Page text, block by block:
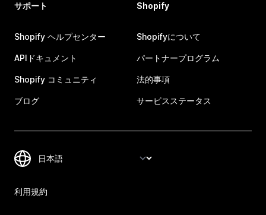
サポート
Shopify ヘルプセンター
APIドキュメント
Shopify コミュニティ
ブログ
Shopify
Shopifyについて
パートナープログラム
法的事項
サービスステータス
利用規約